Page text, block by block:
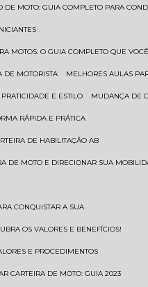
DE MOTO: GUIA COMPLETO PARA
MOTOS: O GUIA COMPLETO QUE
DE MOTORISTA MELHORES AULAS
PRATICIDADE E ESTILO MUDANÇA DE
RÁPIDA E PRÁTICA
DE HABILITAÇÃO AB
DE MOTO E DIRECIONAR SUA
CONQUISTAR A SUA
OS VALORES E BENEFÍCIOS!
E PROCEDIMENTOS
CARTEIRA DE MOTO: GUIA 2023